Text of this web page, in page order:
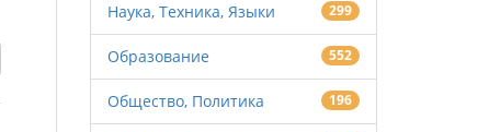
Наука, Техника, Языки 299
Образование 552
Общество, Политика 196